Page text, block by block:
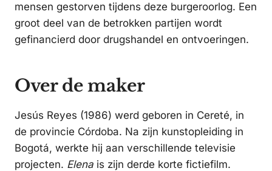
mensen gestorven tijdens deze burgeroorlog. Een
groot deel van de betrokken partijen wordt
gefinancierd door drugshandel en ontvoeringen.
Over de maker
Jesús Reyes (1986) werd geboren in Cereté, in
de provincie Córdoba. Na zijn kunstopleiding in
Bogotá, werkte hij aan verschillende televisie
projecten. Elena is zijn derde korte fictiefilm.